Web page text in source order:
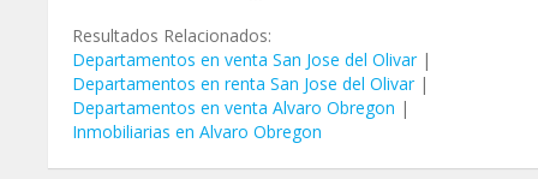
Resultados Relacionados:
Departamentos en venta San Jose del Olivar|
Departamentos en renta San Jose del Olivar|
Departamentos en venta Alvaro Obregon |
Inmobiliarias en Alvaro Obregon